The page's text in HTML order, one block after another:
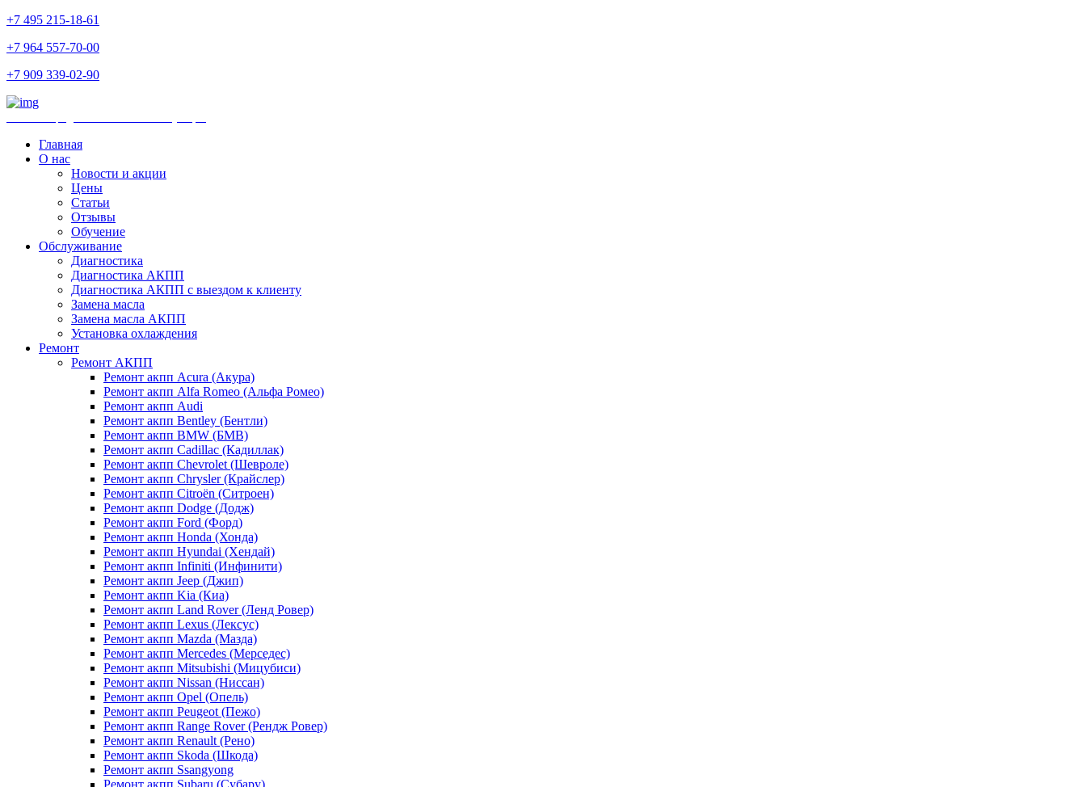
+7 495 215-18-61
+7 964 557-70-00
+7 909 339-02-90
Главная
О нас
Новости и акции
Цены
Статьи
Отзывы
Обучение
Обслуживание
Диагностика
Диагностика АКПП
Диагностика АКПП с выездом к клиенту
Замена масла
Замена масла АКПП
Установка охлаждения
Ремонт
Ремонт АКПП
Ремонт акпп Acura (Акура)
Ремонт акпп Alfa Romeo (Альфа Ромео)
Ремонт акпп Audi
Ремонт акпп Bentley (Бентли)
Ремонт акпп BMW (БМВ)
Ремонт акпп Cadillac (Кадиллак)
Ремонт акпп Chevrolet (Шевроле)
Ремонт акпп Chrysler (Крайслер)
Ремонт акпп Citroën (Ситроен)
Ремонт акпп Dodge (Додж)
Ремонт акпп Ford (Форд)
Ремонт акпп Honda (Хонда)
Ремонт акпп Hyundai (Хендай)
Ремонт акпп Infiniti (Инфинити)
Ремонт акпп Jeep (Джип)
Ремонт акпп Kia (Киа)
Ремонт акпп Land Rover (Ленд Ровер)
Ремонт акпп Lexus (Лексус)
Ремонт акпп Mazda (Мазда)
Ремонт акпп Mercedes (Мерседес)
Ремонт акпп Mitsubishi (Мицубиси)
Ремонт акпп Nissan (Ниссан)
Ремонт акпп Opel (Опель)
Ремонт акпп Peugeot (Пежо)
Ремонт акпп Range Rover (Рендж Ровер)
Ремонт акпп Renault (Рено)
Ремонт акпп Skoda (Шкода)
Ремонт акпп Ssangyong
Ремонт акпп Subaru (Cубару)